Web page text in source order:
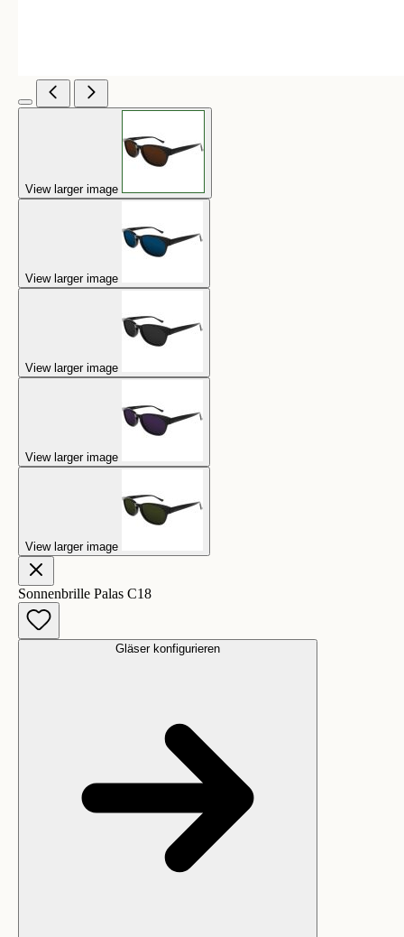
View larger image
View larger image
View larger image
View larger image
View larger image
Sonnenbrille Palas C18
Gläser konfigurieren